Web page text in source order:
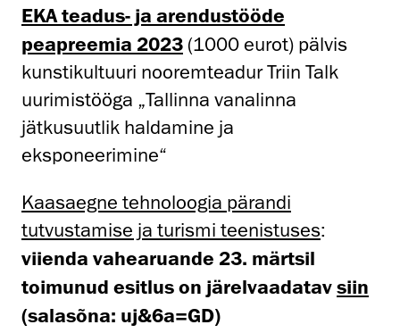
EKA teadus- ja arendustööde
peapreemia 2023 (1000 eurot) pälvis
kunstikultuuri nooremteadur Triin Talk
uurimistööga „Tallinna vanalinna
jätkusuutlik haldamine ja
eksponeerimine“
Kaasaegne tehnoloogia pärandi
tutvustamise ja turismi teenistuses:
viienda vahearuande 23. märtsil
toimunud esitlus on järelvaadatav siin
(salasõna: uj&6a=GD)